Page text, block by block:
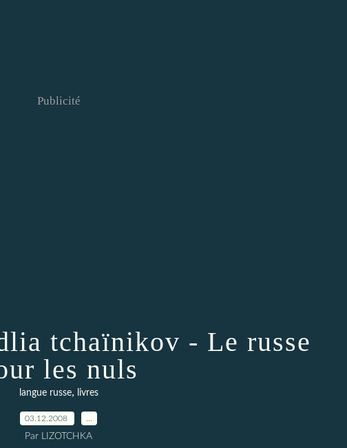
Publicité
tchaïnikov - Le russe
les nuls
langue russe, livres
03.12.2008
Par LIZOTCHKA